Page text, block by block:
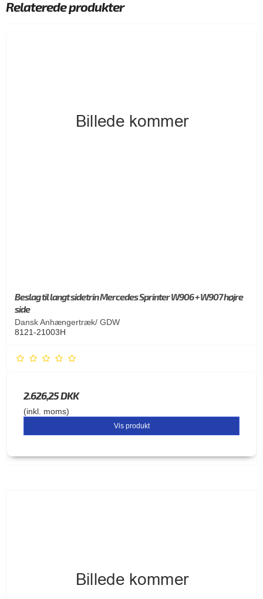
Relaterede produkter
Beslag til langt sidetrin Mercedes Sprinter W906 + W907 højre
side
Dansk Anhængertræk/ GDW
8121-21003H
2.626,25 DKK
(inkl. moms)
Vis produkt